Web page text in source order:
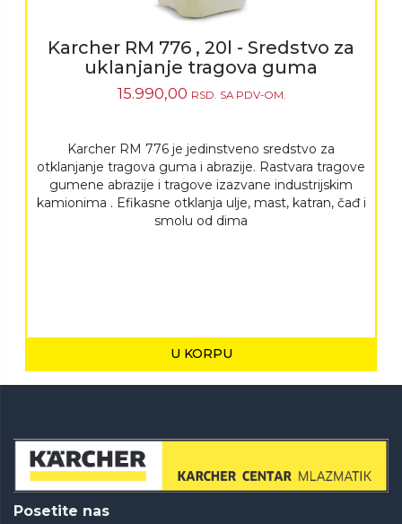
Karcher RM 776 , 20l - Sredstvo za
uklanjanje tragova guma
15.990,00 RSD. SA PDV-OM.
Karcher RM 776 je jedinstveno sredstvo za
otklanjanje tragova guma i abrazije. Rastvara tragove
gumene abrazije i tragove izazvane industrijskim
kamionima . Efikasne otklanja ulje, mast, katran, čađ i
smolu od dima
U KORPU
Posetite nas